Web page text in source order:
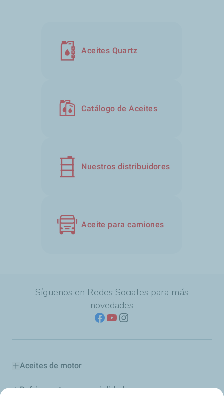
Aceites Quartz
Catálogo de Aceites
Nuestros distribuidores
Aceite para camiones
Síguenos en Redes Sociales para más
novedades
Aceites de motor
Refrigerantes y especialidades